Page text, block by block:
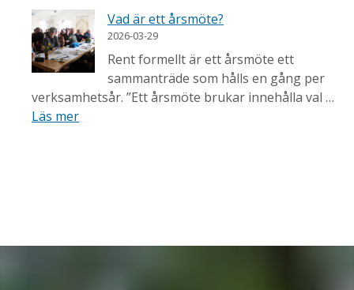
Vad är ett årsmöte?
2026-03-29
Rent formellt är ett årsmöte ett
sammanträde som hålls en gång per
verksamhetsår. ”Ett årsmöte brukar innehålla val …
Läs mer